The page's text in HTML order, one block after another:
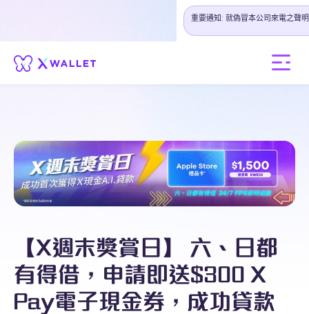
重要通知: 就偽冒本公司來電之聲明
【X週末獎賞日】 六、日都
有得借，申請即送$300 X
Pay電子現金券，成功貸款